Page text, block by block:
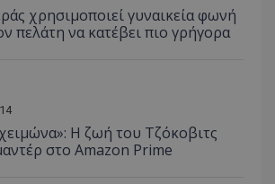
χρησιμοποιεί γυναικεία φωνή
πελάτη να κατέβει πιο γρήγορα
Η ζωή του Τζόκοβιτς
στο Amazon Prime